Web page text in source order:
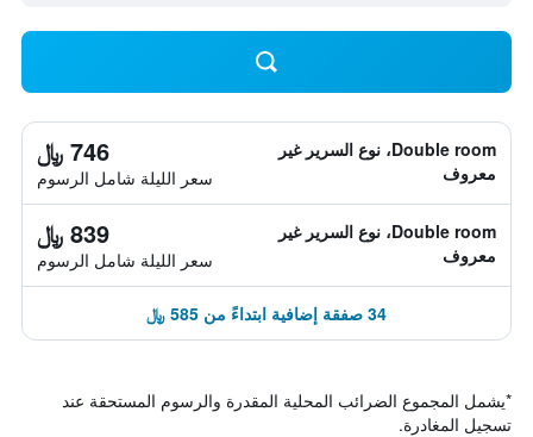
Double room، نوع السرير غير
معروف
746 ﷼
سعر الليلة شامل الرسوم
Double room، نوع السرير غير
معروف
839 ﷼
سعر الليلة شامل الرسوم
34 صفقة إضافية ابتداءً من 585 ﷼
*يشمل المجموع الضرائب المحلية المقدرة والرسوم المستحقة عند
تسجيل المغادرة.